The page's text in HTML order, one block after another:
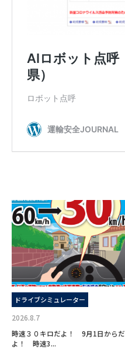
ドライブシミュレーター
2026.8.7
時速３０キロだよ！ 9月1日からだ
よ！ 時速3...